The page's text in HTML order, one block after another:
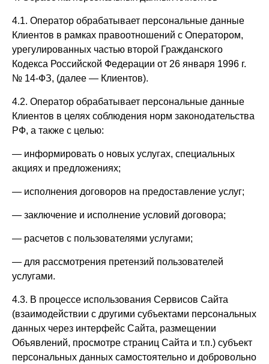
4.1. Оператор обрабатывает персональные данные
Клиентов в рамках правоотношений с Оператором,
урегулированных частью второй Гражданского
Кодекса Российской Федерации от 26 января 1996 г.
№ 14-ФЗ, (далее — Клиентов).
4.2. Оператор обрабатывает персональные данные
Клиентов в целях соблюдения норм законодательства
РФ, а также с целью:
— информировать о новых услугах, специальных
акциях и предложениях;
— исполнения договоров на предоставление услуг;
— заключение и исполнение условий договора;
— расчетов с пользователями услугами;
— для рассмотрения претензий пользователей
услугами.
4.3. В процессе использования Сервисов Сайта
(взаимодействии с другими субъектами персональных
данных через интерфейс Сайта, размещении
Объявлений, просмотре страниц Сайта и т.п.) субъект
персональных данных самостоятельно и добровольно